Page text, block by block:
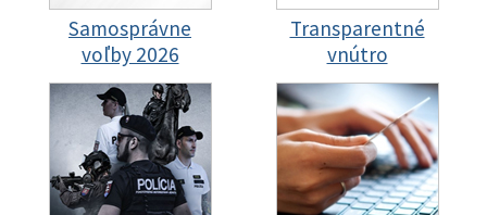
Samosprávne
voľby 2026
Transparentné
vnútro